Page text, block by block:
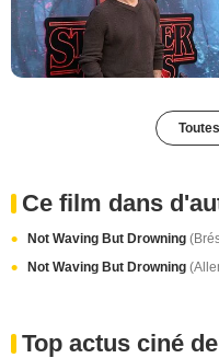
Ce film dans
Not Waving But Drowning
Not Waving But Drowning
Top actus ciné